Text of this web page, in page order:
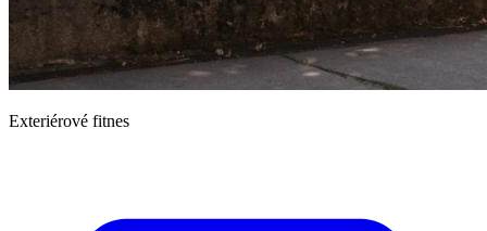
Exteriérové fitnes